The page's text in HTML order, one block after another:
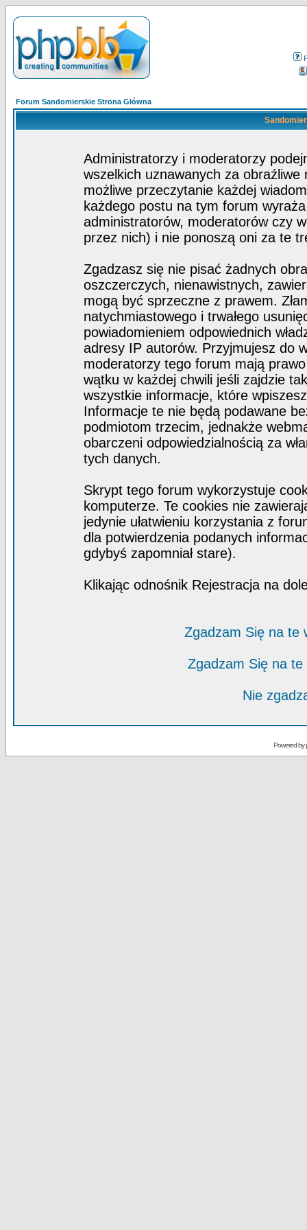
Forum Sandomierskie Strona Główna
Administratorzy i moderatorzy
wszelkich uznawanych za obraźliwe
możliwe przeczytanie każdej
każdego postu na tym forum
administratorów, moderatorów czy
przez nich) i nie ponoszą oni za te
Zgadzasz się nie pisać żadnych
oszczerczych, nienawistnych,
mogą być sprzeczne z prawem.
natychmiastowego i trwałego
powiadomieniem odpowiednich
adresy IP autorów. Przyjmujesz do
moderatorzy tego forum mają
wątku w każdej chwili jeśli zajdzie
wszystkie informacje, które
Informacje te nie będą podawane
podmiotom trzecim, jednakże
obarczeni odpowiedzialnością za
tych danych.
Skrypt tego forum wykorzystuje
komputerze. Te cookies nie
jedynie ułatwieniu korzystania z
dla potwierdzenia podanych
gdybyś zapomniał stare).
Klikając odnośnik Rejestracja na
Zgadzam Się na te
Zgadzam Się na
Nie
Powered by